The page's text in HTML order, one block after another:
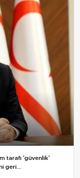
tarafı 'güvenlik'
geri...